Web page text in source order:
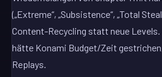
(„Extreme“, „Subsistence“, „Total
Content-Recycling statt neue
hätte Konami Budget/Zeit
Replays.